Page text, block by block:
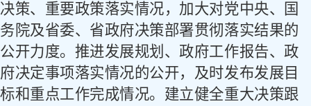
决策、重要政策落实情况，加大对党中央、国
务院及省委、省政府决策部署贯彻落实结果的
公开力度。推进发展规划、政府工作报告、政
府决定事项落实情况的公开，及时发布发展目
标和重点工作完成情况。建立健全重大决策跟